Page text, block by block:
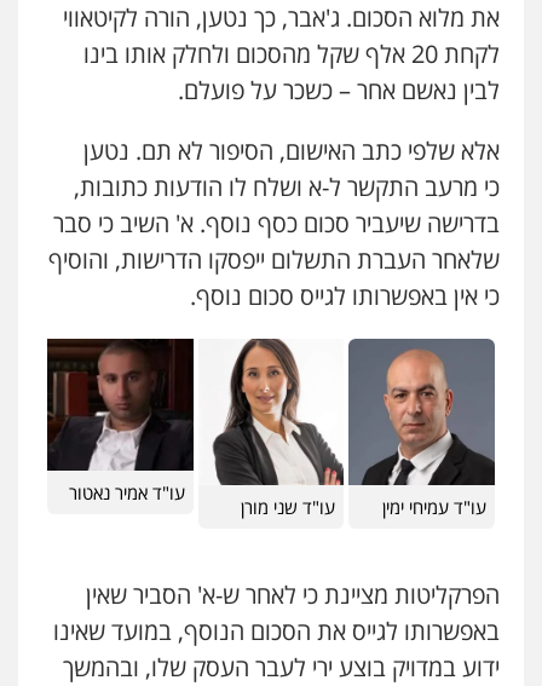
את מלוא הסכום. ג'אבר, כך נטען, הורה לקיטאווי
לקחת 20 אלף שקל מהסכום ולחלק אותו בינו
לבין נאשם אחר – כשכר על פועלם.
אלא שלפי כתב האישום, הסיפור לא תם. נטען
כי מרעב התקשר ל-א ושלח לו הודעות כתובות,
בדרישה שיעביר סכום כסף נוסף. א' השיב כי סבר
שלאחר העברת התשלום ייפסקו הדרישות, והוסיף
כי אין באפשרותו לגייס סכום נוסף.
עו"ד עמיחי ימין עו"ד שני מורן
עו"ד אמיר נאטור
הפרקליטות מציינת כי לאחר ש-א' הסביר שאין
באפשרותו לגייס את הסכום הנוסף, במועד שאינו
ידוע במדויק בוצע ירי לעבר העסק שלו, ובהמשך